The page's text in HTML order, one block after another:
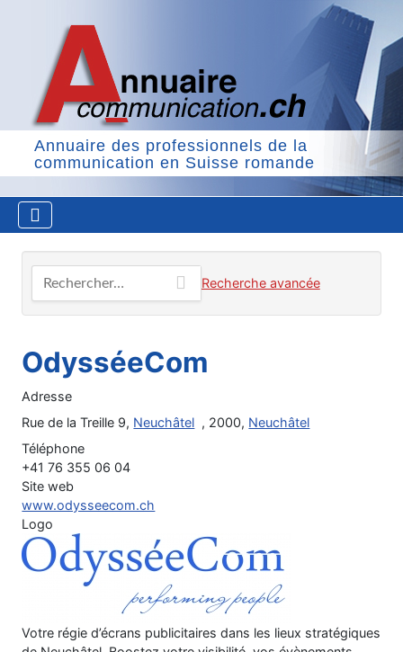
Annuaire des professionnels de la
communication en Suisse romande
Recherche avancée
OdysséeCom
Adresse
Rue de la Treille 9, Neuchâtel , 2000, Neuchâtel
Téléphone
+41 76 355 06 04
Site web
www.odysseecom.ch
Logo
Votre régie d’écrans publicitaires dans les lieux stratégiques